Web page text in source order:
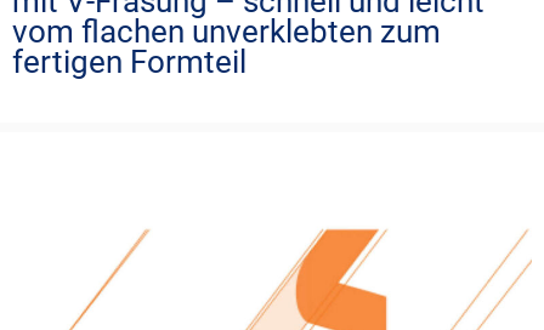
vom flachen unverklebten zum
fertigen Formteil